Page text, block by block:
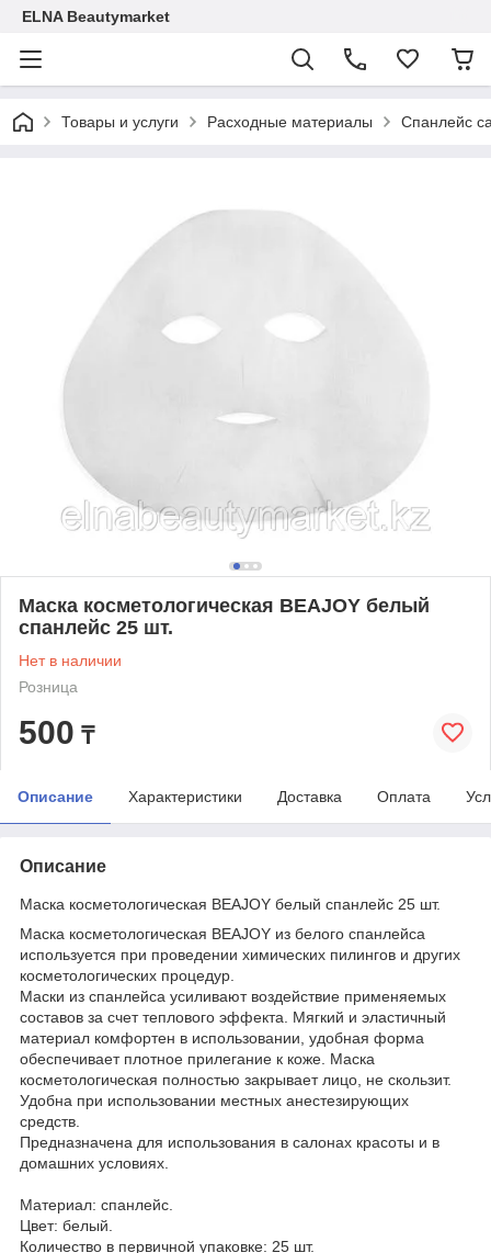
ELNA Beautymarket
Товары и услуги Расходные материалы Спанлейс
Маска косметологическая BEAJOY белый
спанлейс 25 шт.
Нет в наличии
Розница
500 ₸
Описание Характеристики Доставка Оплата
Описание
Маска косметологическая BEAJOY белый спанлейс 25 шт.
Маска косметологическая BEAJOY из белого спанлейса
используется при проведении химических пилингов и других
косметологических процедур.
Маски из спанлейса усиливают воздействие применяемых
составов за счет теплового эффекта. Мягкий и эластичный
материал комфортен в использовании, удобная форма
обеспечивает плотное прилегание к коже. Маска
косметологическая полностью закрывает лицо, не скользит.
Удобна при использовании местных анестезирующих
средств.
Предназначена для использования в салонах красоты и в
домашних условиях.
Материал: спанлейс.
Цвет: белый.
Количество в первичной упаковке: 25 шт.